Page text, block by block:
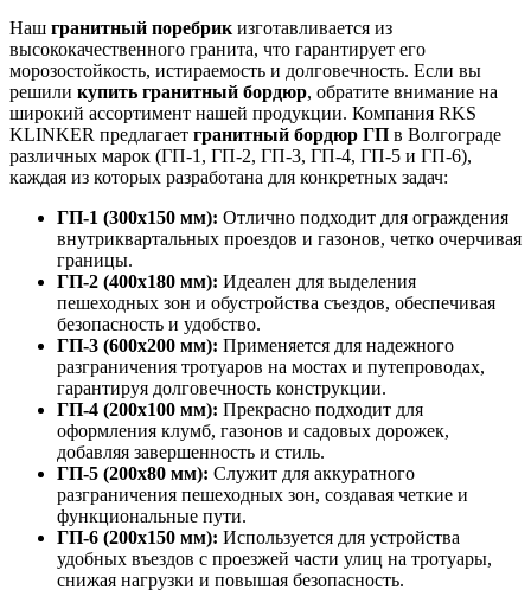
Наш гранитный поребрик изготавливается из
высококачественного гранита, что гарантирует его
морозостойкость, истираемость и долговечность. Если вы
решили купить гранитный бордюр, обратите внимание на
широкий ассортимент нашей продукции. Компания RKS
KLINKER предлагает гранитный бордюр ГП в Волгограде
различных марок (ГП-1, ГП-2, ГП-3, ГП-4, ГП-5 и ГП-6),
каждая из которых разработана для конкретных задач:
ГП-1 (300х150 мм): Отлично подходит для ограждения
внутриквартальных проездов и газонов, четко очерчивая
границы.
ГП-2 (400х180 мм): Идеален для выделения
пешеходных зон и обустройства съездов, обеспечивая
безопасность и удобство.
ГП-3 (600х200 мм): Применяется для надежного
разграничения тротуаров на мостах и путепроводах,
гарантируя долговечность конструкции.
ГП-4 (200х100 мм): Прекрасно подходит для
оформления клумб, газонов и садовых дорожек,
добавляя завершенность и стиль.
ГП-5 (200х80 мм): Служит для аккуратного
разграничения пешеходных зон, создавая четкие и
функциональные пути.
ГП-6 (200х150 мм): Используется для устройства
удобных въездов с проезжей части улиц на тротуары,
снижая нагрузки и повышая безопасность.